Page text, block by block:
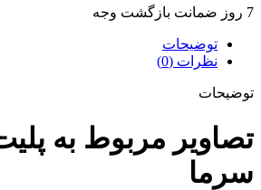
7 روز ضمانت بازگشت وجه
توضیحات
نظرات (0)
توضیحات
تصاویر مربوط به
سرما